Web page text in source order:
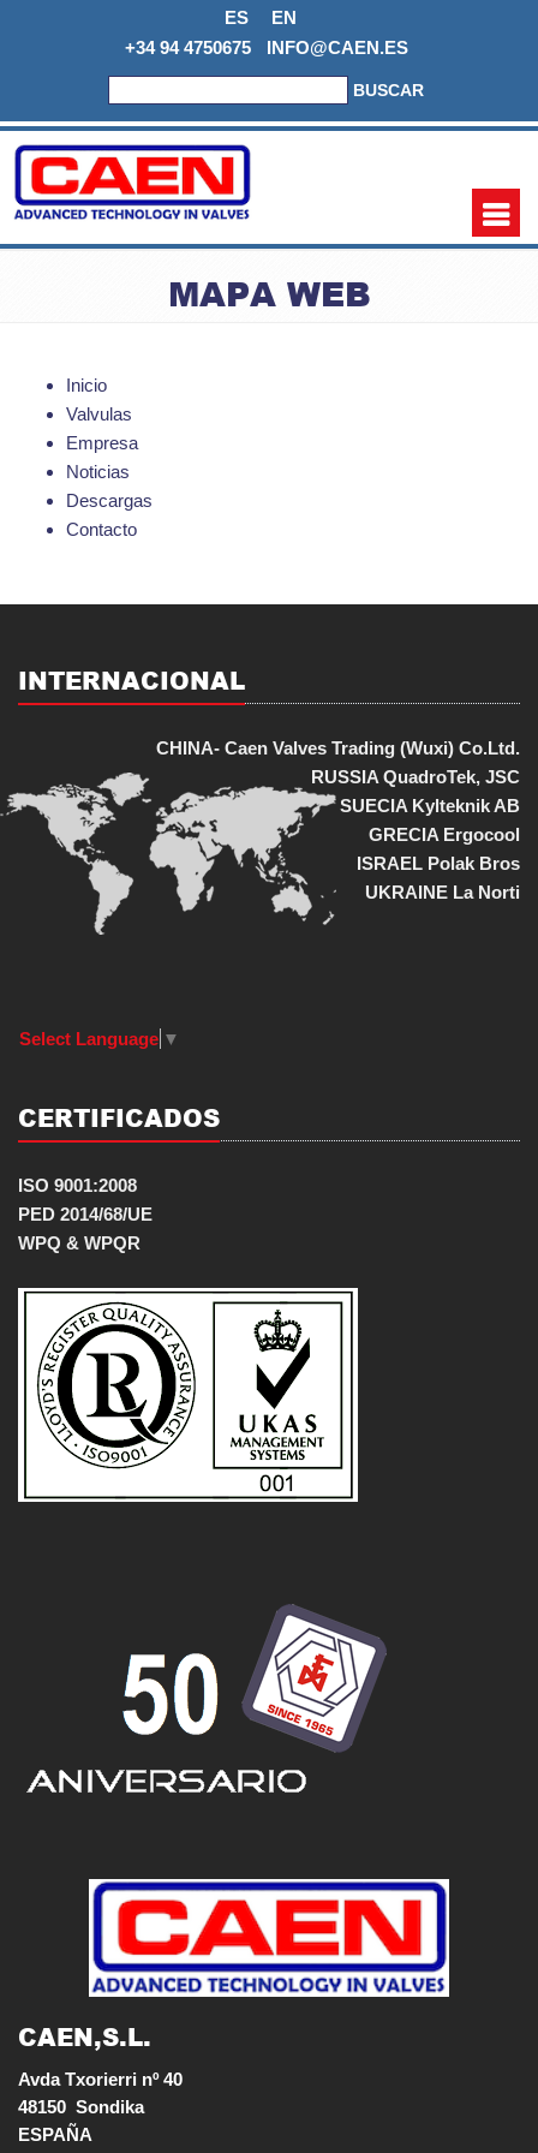
ES
EN
+34 94 4750675
INFO@CAEN.ES
BUSCAR
MAPA WEB
Inicio
Valvulas
Empresa
Noticias
Descargas
Contacto
INTERNACIONAL
CHINA- Caen Valves Trading (Wuxi) Co.Ltd.
RUSSIA QuadroTek, JSC
SUECIA Kylteknik AB
GRECIA Ergocool
ISRAEL Polak Bros
UKRAINE La Norti
Select Language ▼
CERTIFICADOS
ISO 9001:2008
PED 2014/68/UE
WPQ & WPQR
CAEN,S.L.
Avda Txorierri nº 40
48150  Sondika
ESPAÑA